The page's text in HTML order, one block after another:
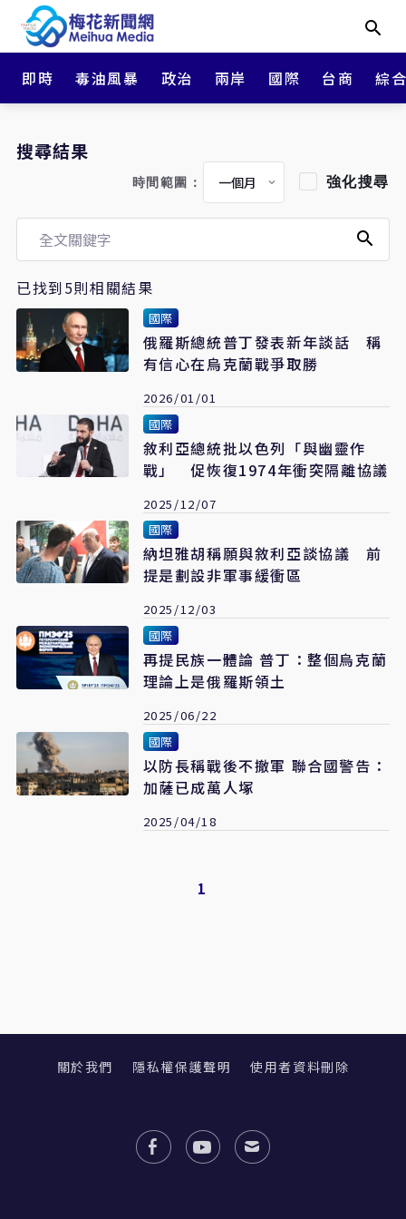
即時 毒油風暴 政治 兩岸 國際 台商 綜
搜尋結果
時間範圍： 強化搜尋
已找到5則相關結果
國際
俄羅斯總統普丁發表新年談話 稱
有信心在烏克蘭戰爭取勝
2026/01/01
國際
敘利亞總統批以色列「與幽靈作
戰」 促恢復1974年衝突隔離協議
2025/12/07
國際
納坦雅胡稱願與敘利亞談協議 前
提是劃設非軍事緩衝區
2025/12/03
國際
再提民族一體論 普丁：整個烏克蘭
理論上是俄羅斯領土
2025/06/22
國際
以防長稱戰後不撤軍 聯合國警告：
加薩已成萬人塚
2025/04/18
1
關於我們 隱私權保護聲明 使用者資料刪除